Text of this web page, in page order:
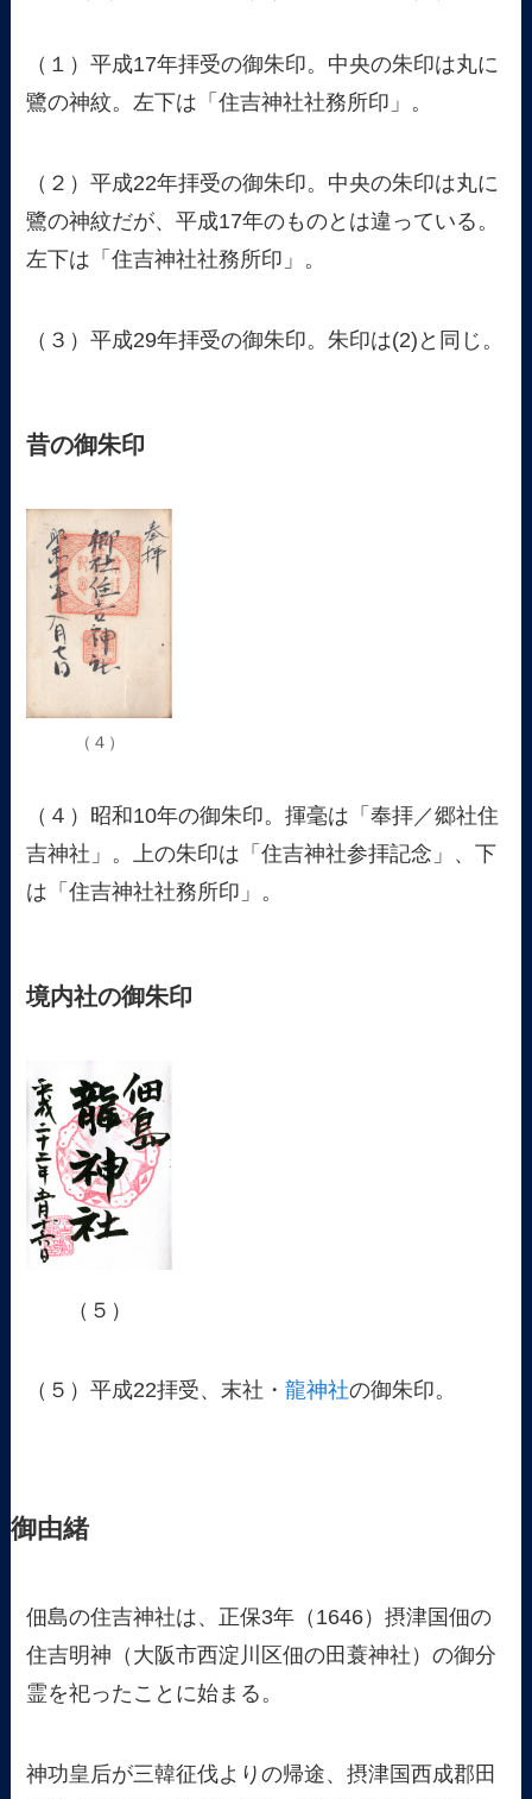
（１）平成17年拝受の御朱印。中央の朱印は丸に
鷺の神紋。左下は「住吉神社社務所印」。
（２）平成22年拝受の御朱印。中央の朱印は丸に
鷺の神紋だが、平成17年のものとは違っている。
左下は「住吉神社社務所印」。
（３）平成29年拝受の御朱印。朱印は(2)と同じ。
昔の御朱印
（４）
（４）昭和10年の御朱印。揮毫は「奉拝／郷社住
吉神社」。上の朱印は「住吉神社参拝記念」、下
は「住吉神社社務所印」。
境内社の御朱印
（５）
（５）平成22拝受、末社・龍神社の御朱印。
御由緒
佃島の住吉神社は、正保3年（1646）摂津国佃の
住吉明神（大阪市西淀川区佃の田蓑神社）の御分
霊を祀ったことに始まる。
神功皇后が三韓征伐よりの帰途、摂津国西成郡田